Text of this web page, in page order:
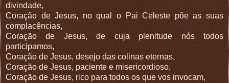
divindade,
Coração de Jesus, no qual o Pai Celeste põe as suas
complacências,
Coração de Jesus, de cuja plenitude nós todos
participamos,
Coração de Jesus, desejo das colinas eternas,
Coração de Jesus, paciente e misericordioso,
Coração de Jesus, rico para todos os que vos invocam,